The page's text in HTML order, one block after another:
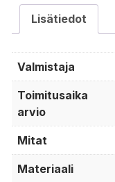
Lisätiedot
Valmistaja
Toimitusaika
arvio
Mitat
Materiaali